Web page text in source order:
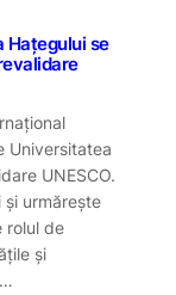
Hațegului se
Universitatea
UNESCO.
urmărește
rolul de
și